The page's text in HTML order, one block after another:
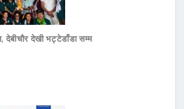
देबीचौर देखी भट्टेडाँडा सम्म